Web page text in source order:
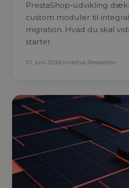
PrestaShop-udvikling
custom moduler til
migration. Hvad du skal
starter.
10. juni 2026 Invertus Redaktion